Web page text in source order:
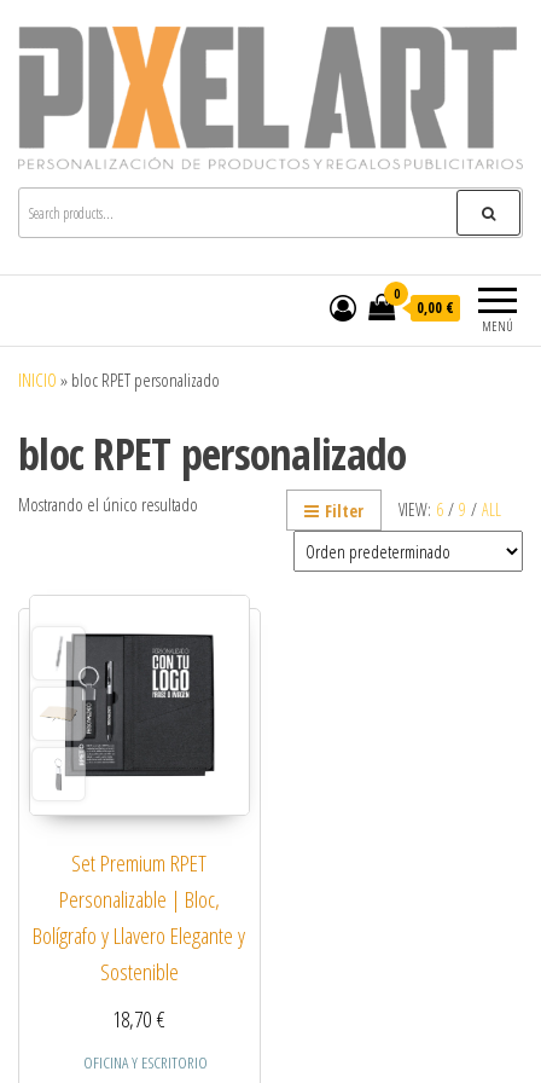
Pixelart
Especialistas en textil publicitario y regalos
personalizados en móstoles
MENÚ
0
0,00 €
INICIO » bloc RPET personalizado
bloc RPET personalizado
VIEW: 6 / 9 / ALL
Filter
Mostrando el único resultado
Set Premium RPET
Personalizable | Bloc,
Bolígrafo y Llavero Elegante y
Sostenible
18,70€
OFICINA Y ESCRITORIO